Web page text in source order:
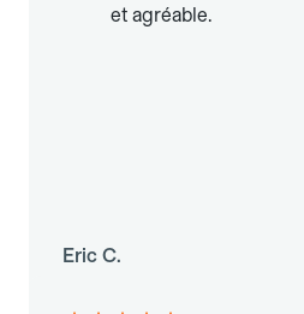
et agréable.
Eric C.